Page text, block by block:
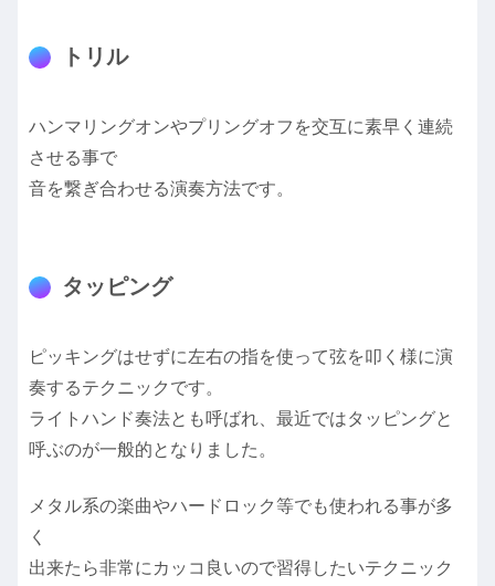
トリル
ハンマリングオンやプリングオフを交互に素早く連続
させる事で
音を繋ぎ合わせる演奏方法です。
タッピング
ピッキングはせずに左右の指を使って弦を叩く様に演
奏するテクニックです。
ライトハンド奏法とも呼ばれ、最近ではタッピングと
呼ぶのが一般的となりました。
メタル系の楽曲やハードロック等でも使われる事が多
く
出来たら非常にカッコ良いので習得したいテクニック